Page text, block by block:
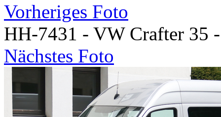
Vorheriges Foto
HH-7431 - VW Crafter 35
Nächstes Foto